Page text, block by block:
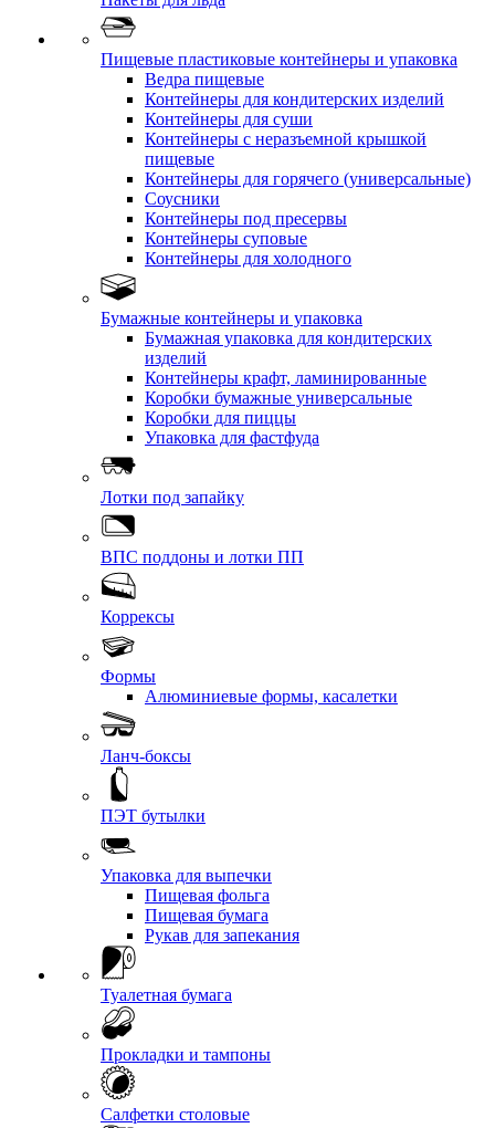
Пищевые пластиковые контейнеры и упаковка
Ведра пищевые
Контейнеры для кондитерских изделий
Контейнеры для суши
Контейнеры с неразъемной крышкой
пищевые
Контейнеры для горячего (универсальные)
Соусники
Контейнеры под пресервы
Контейнеры суповые
Контейнеры для холодного
Бумажные контейнеры и упаковка
Бумажная упаковка для кондитерских
изделий
Контейнеры крафт, ламинированные
Коробки бумажные универсальные
Коробки для пиццы
Упаковка для фастфуда
Лотки под запайку
ВПС поддоны и лотки ПП
Коррексы
Формы
Алюминиевые формы, касалетки
Ланч-боксы
ПЭТ бутылки
Упаковка для выпечки
Пищевая фольга
Пищевая бумага
Рукав для запекания
Туалетная бумага
Прокладки и тампоны
Салфетки столовые